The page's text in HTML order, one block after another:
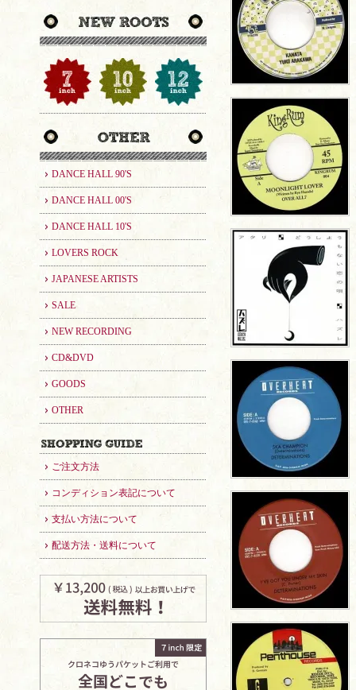
DANCE HALL 90'S
DANCE HALL 00'S
DANCE HALL 10'S
LOVERS ROCK
JAPANESE ARTISTS
SALE
NEW RECORDING
CD&DVD
GOODS
OTHER
ご注文方法
コンディション表記について
支払い方法について
配送方法・送料について